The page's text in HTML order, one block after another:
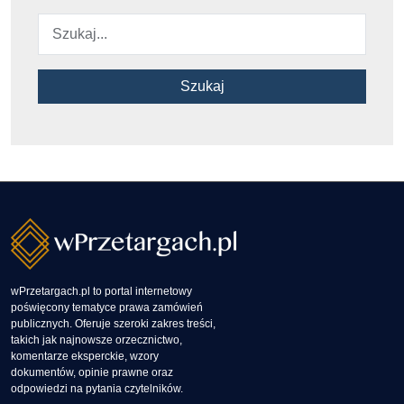
Szukaj
wPrzetargach.pl to portal internetowy
poświęcony tematyce prawa zamówień
publicznych. Oferuje szeroki zakres treści,
takich jak najnowsze orzecznictwo,
komentarze eksperckie, wzory
dokumentów, opinie prawne oraz
odpowiedzi na pytania czytelników.